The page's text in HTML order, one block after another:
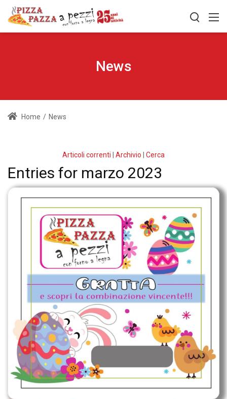
News
Home / News
Articoli correnti Archivio Cerca
Entries for marzo 2023